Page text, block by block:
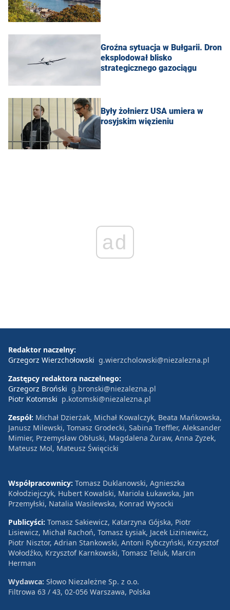
Groźna sytuacja w Bułgarii. Dron
eksplodował blisko
strategicznego gazociągu
Były żołnierz USA umiera w
rosyjskim więzieniu
ad
Redaktor naczelny:
Grzegorz Wierzchołowski g.wierzcholowski@niezalezna.pl
Zastępcy redaktora naczelnego:
Grzegorz Broński g.bronski@niezalezna.pl
Piotr Kotomski p.kotomski@niezalezna.pl
Zespół: Michał Dzierżak, Michał Kowalczyk, Beata Mańkowska,
Janusz Milewski, Tomasz Grodecki, Sabina Treffler, Aleksander
Mimier, Przemysław Obłuski, Magdalena Żuraw, Anna Zyzek,
Mateusz Mol, Mateusz Święcicki
Współpracownicy: Tomasz Duklanowski, Agnieszka
Kołodziejczyk, Hubert Kowalski, Mariola Łukawska, Jan
Przemyłski, Natalia Wasilewska, Konrad Wysocki
Publicyści: Tomasz Sakiewicz, Katarzyna Gójska, Piotr
Lisiewicz, Michał Rachoń, Tomasz Łysiak, Jacek Liziniewicz,
Piotr Nisztor, Adrian Stankowski, Antoni Rybczyński, Krzysztof
Wołodźko, Krzysztof Karnkowski, Tomasz Teluk, Marcin
Herman
Wydawca: Słowo Niezależne Sp. z o.o.
Filtrowa 63 / 43, 02-056 Warszawa, Polska